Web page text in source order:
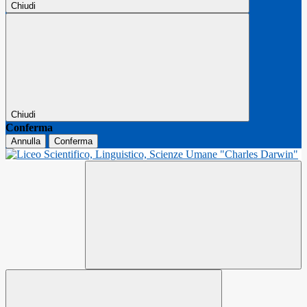
Chiudi
Chiudi
Conferma
Annulla Conferma